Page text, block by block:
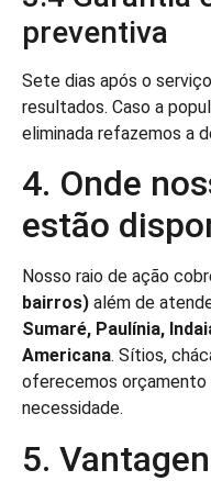
preventiva
Sete dias após o
resultados. Caso a
eliminada refazemos a
4. Onde
estão
Nosso raio de ação
bairros) além de
Sumaré, Paulínia,
Americana. Sítios,
oferecemos orçamento
necessidade.
5.